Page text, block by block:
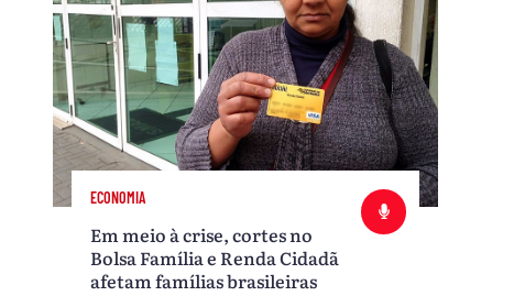
ECONOMIA
Em meio à crise, cortes no
Bolsa Família e Renda Cidadã
afetam famílias brasileiras